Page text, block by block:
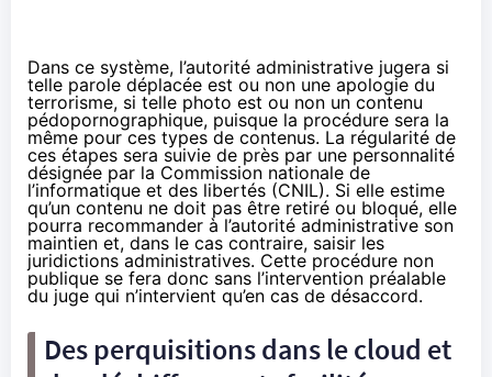
Dans ce système, l’autorité administrative jugera si
telle parole déplacée est ou non une apologie du
terrorisme, si telle photo est ou non un contenu
pédopornographique, puisque la procédure sera la
même pour ces types de contenus. La régularité de
ces étapes sera suivie de près par une personnalité
désignée par la Commission nationale de
l’informatique et des libertés (CNIL). Si elle estime
qu’un contenu ne doit pas être retiré ou bloqué, elle
pourra recommander à l’autorité administrative son
maintien et, dans le cas contraire, saisir les
juridictions administratives. Cette procédure non
publique se fera donc sans l’intervention préalable
du juge qui n’intervient qu’en cas de désaccord.
Des perquisitions dans le cloud et